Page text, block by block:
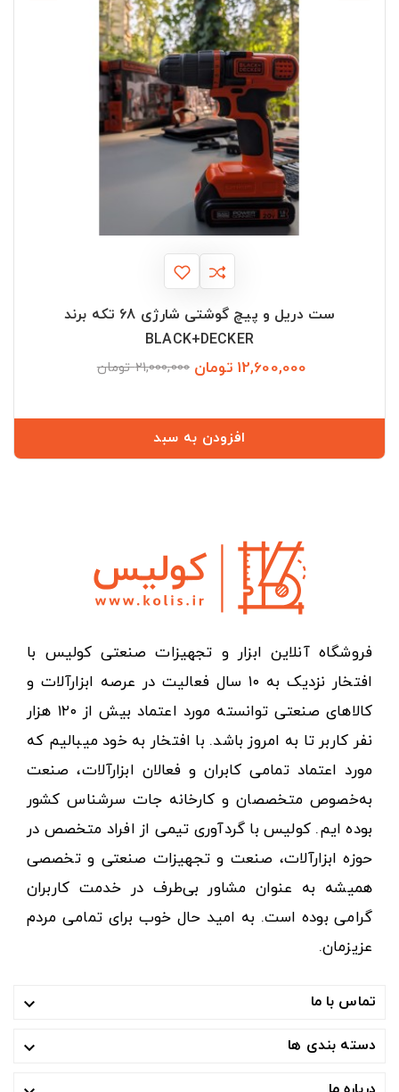
ست دریل و پیچ گوشتی شارژی 68 تکه برند
BLACK+DECKER
12,600,000 تومان 21,000,000 تومان
افزودن به سبد
فروشگاه آنلاین ابزار و تجهیزات صنعتی کولیس با
افتخار نزدیک به ۱۰ سال فعالیت در عرصه ابزارآلات و
کالاهای صنعتی توانسته مورد اعتماد بیش از ۱۲۰ هزار
نفر کاربر تا به امروز باشد. با افتخار به خود میبالیم که
مورد اعتماد تمامی کابران و فعالان ابزارآلات، صنعت
به‌خصوص متخصصان و کارخانه جات سرشناس کشور
بوده ایم. کولیس با گردآوری تیمی از افراد متخصص در
حوزه ابزارآلات، صنعت و تجهیزات صنعتی و تخصصی
همیشه به عنوان مشاور بی‌طرف در خدمت کاربران
گرامی بوده است. به امید حال خوب برای تمامی مردم
عزیزمان.
تماس با ما 
دسته بندی ها 